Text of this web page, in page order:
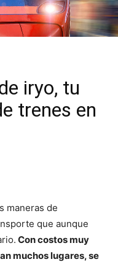
iryo, tu
trenes en
maneras de
que aunque
Con costos muy
muchos lugares, se